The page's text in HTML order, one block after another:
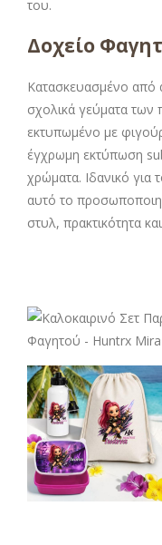
του.
Δοχείο
Κατασκευασμένο από
σχολικά γεύματα των
εκτυπωμένο με
έγχρωμη εκτύπωση
χρώματα. Ιδανικό για
αυτό το
στυλ, πρακτικότητα